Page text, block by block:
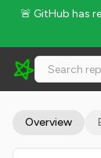
🚨 GitHub has
yuru7/
Overview